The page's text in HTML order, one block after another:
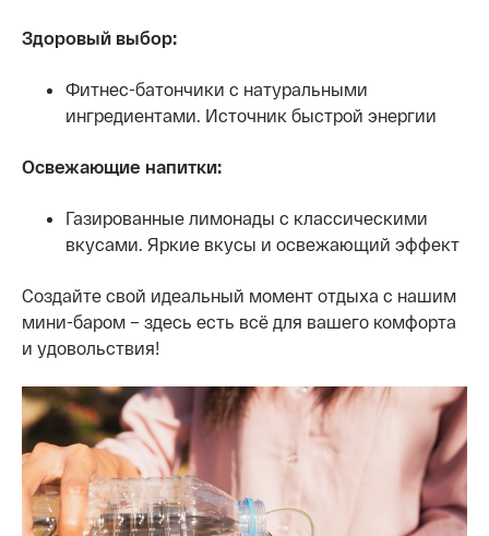
Здоровый выбор:
Фитнес-батончики с натуральными
ингредиентами. Источник быстрой энергии
Освежающие напитки:
Газированные лимонады с классическими
вкусами. Яркие вкусы и освежающий эффект
Создайте свой идеальный момент отдыха с нашим
мини-баром – здесь есть всё для вашего комфорта
и удовольствия!